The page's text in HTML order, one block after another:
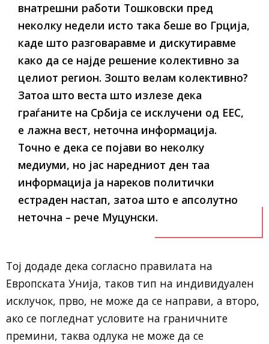
внатрешни работи Тошковски пред
неколку недели исто така беше во Грција,
каде што разговаравме и дискутиравме
како да се најде решение колективно за
целиот регион. Зошто велам колективно?
Затоа што веста што излезе дека
граѓаните на Србија се исклучени од ЕЕС,
е лажна вест, неточна информација.
Точно е дека се појави во неколку
медиуми, но јас наредниот ден таа
информација ја нареков политички
естраден настап, затоа што е апсолутно
неточна – рече Муцунски.
Тој додаде дека согласно правилата на
Европската Унија, таков тип на индивидуален
исклучок, прво, не може да се направи, а второ,
ако се погледнат условите на граничните
премини, таква одлука не може да се